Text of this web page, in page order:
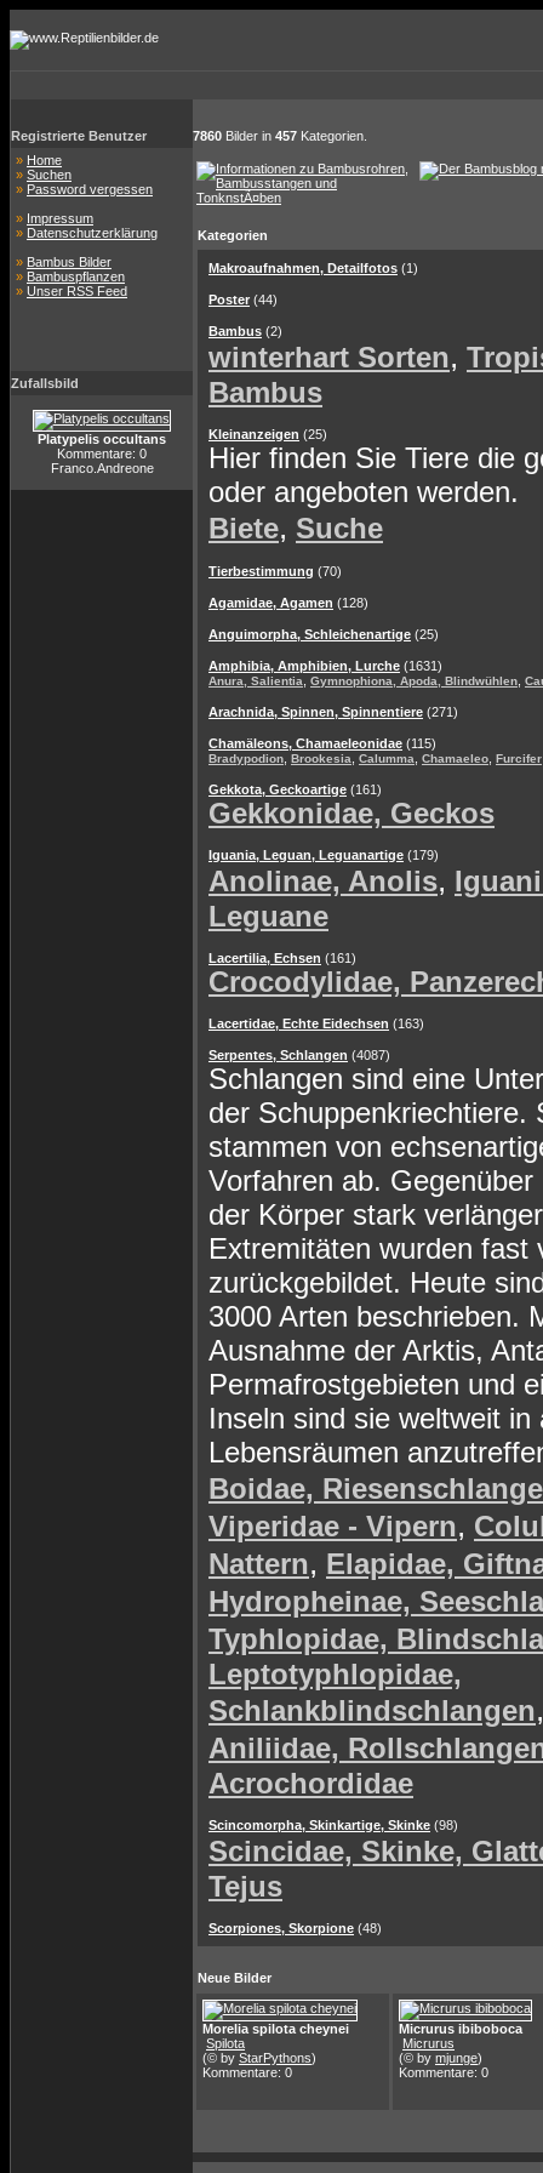
Registrierte Benutzer
» Home
» Suchen
» Password vergessen
» Impressum
» Datenschutzerklärung
» Bambus Bilder
» Bambuspflanzen
» Unser RSS Feed
Zufallsbild
Platypelis occultans
Kommentare: 0
Franco.Andreone
7860 Bilder in 457 Kategorien.
Kategorien
Makroaufnahmen, Detailfotos (1)
Poster (44)
Bambus (2)
winterhart Sorten,
Bambus
Kleinanzeigen (25)
Hier finden Sie Tiere die
oder angeboten werden.
Biete, Suche
Tierbestimmung (70)
Agamidae, Agamen (128)
Anguimorpha, Schleichenartige (25)
Amphibia, Amphibien, Lurche (1631)
Anura, Salientia Gymnophiona, Apoda, Blindwühlen
Arachnida, Spinnen, Spinnentiere (271)
Chamäleons, Chamaeleonidae (115)
Bradypodion Brookesia Calumma Chamaeleo Furcifer
Gekkota, Geckoartige (161)
Gekkonidae, Geckos
Iguania, Leguan, Leguanartige (179)
Anolinae, Anolis,
Leguane
Lacertilia, Echsen (161)
Crocodylidae,
Lacertidae, Echte Eidechsen (163)
Serpentes, Schlangen (4087)
Schlangen sind eine
der Schuppenkriechtiere.
stammen von
Vorfahren ab. Gegenüber
der Körper stark
Extremitäten wurden fast
zurückgebildet. Heute
3000 Arten beschrieben.
Ausnahme der Arktis,
Permafrostgebieten und
Inseln sind sie weltweit in
Lebensräumen
Boidae,
Viperidae - Vipern,
Nattern, Elapidae,
Hydropheinae,
Typhlopidae,
Leptotyphlopidae,
Schlankblindschlangen,
Aniliidae,
Acrochordidae
Scincomorpha, Skinkartige, Skinke (98)
Scincidae, Skinke,
Tejus
Scorpiones, Skorpione (48)
Neue Bilder
Morelia spilota cheynei
Spilota
(© by StarPythons)
Kommentare: 0
Micrurus ibiboboca
Micrurus
(© by mjunge)
Kommentare: 0